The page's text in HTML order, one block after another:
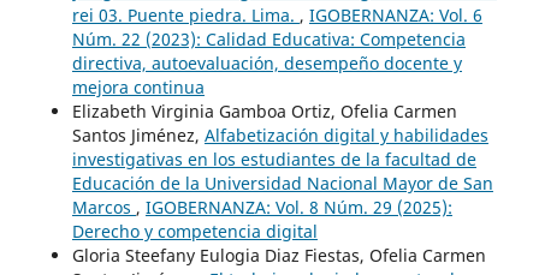
rei 03. Puente piedra. Lima. , IGOBERNANZA: Vol. 6
Núm. 22 (2023): Calidad Educativa: Competencia
directiva, autoevaluación, desempeño docente y
mejora continua
Elizabeth Virginia Gamboa Ortiz, Ofelia Carmen
Santos Jiménez, Alfabetización digital y habilidades
investigativas en los estudiantes de la facultad de
Educación de la Universidad Nacional Mayor de San
Marcos , IGOBERNANZA: Vol. 8 Núm. 29 (2025):
Derecho y competencia digital
Gloria Steefany Eulogia Diaz Fiestas, Ofelia Carmen